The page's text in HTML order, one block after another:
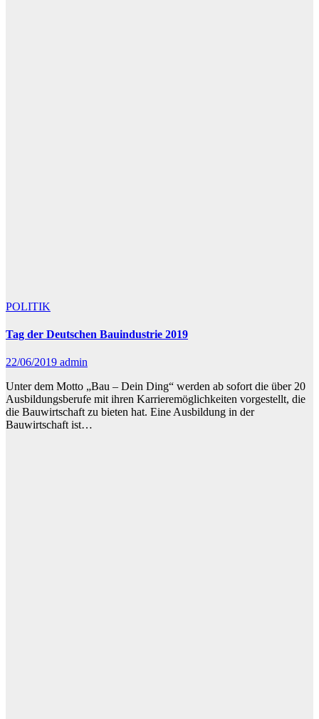
POLITIK
Tag der Deutschen Bauindustrie 2019
22/06/2019 admin
Unter dem Motto „Bau – Dein Ding“ werden ab sofort die über 20
Ausbildungsberufe mit ihren Karrieremöglichkeiten vorgestellt, die
die Bauwirtschaft zu bieten hat. Eine Ausbildung in der
Bauwirtschaft ist…